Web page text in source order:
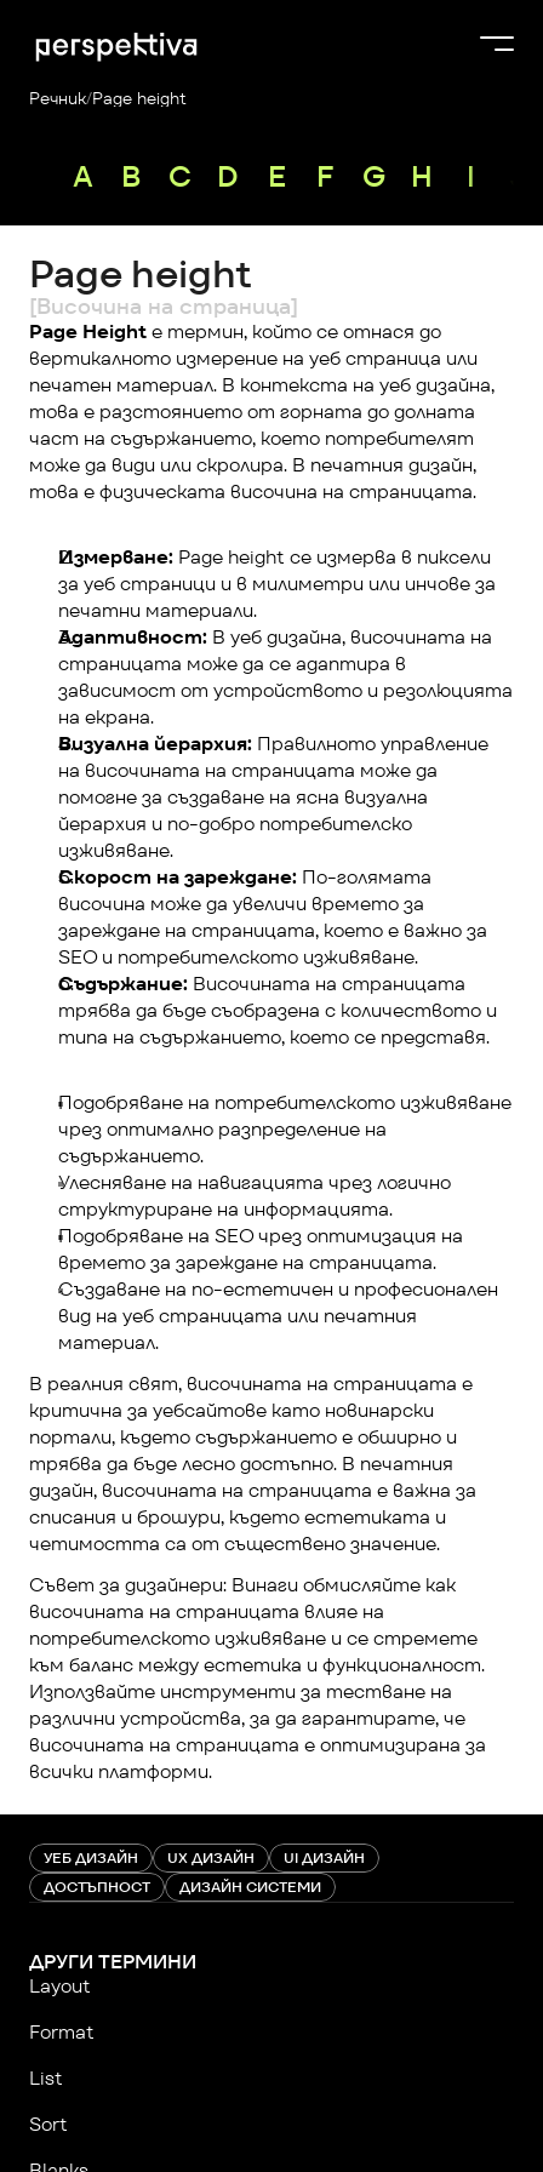
Продукти
За нас
Perspektiva Plus
Речник/Page height
A B C D E F G H I
Page height
[Височина на страница]
Page Height е термин, който се отнася до
вертикалното измерение на уеб страница или
печатен материал. В контекста на уеб дизайна,
това е разстоянието от горната до долната
част на съдържанието, което потребителят
може да види или скролира. В печатния дизайн,
това е физическата височина на страницата.
Измерване: Page height се измерва в пиксели
за уеб страници и в милиметри или инчове за
печатни материали.
Адаптивност: В уеб дизайна, височината на
страницата може да се адаптира в
зависимост от устройството и резолюцията
на екрана.
Визуална йерархия: Правилното управление
на височината на страницата може да
помогне за създаване на ясна визуална
йерархия и по-добро потребителско
изживяване.
Скорост на зареждане: По-голямата
височина може да увеличи времето за
зареждане на страницата, което е важно за
SEO и потребителското изживяване.
Съдържание: Височината на страницата
трябва да бъде съобразена с количеството и
типа на съдържанието, което се представя.
Подобряване на потребителското изживяване
чрез оптимално разпределение на
съдържанието.
Улесняване на навигацията чрез логично
структуриране на информацията.
Подобряване на SEO чрез оптимизация на
времето за зареждане на страницата.
Създаване на по-естетичен и професионален
вид на уеб страницата или печатния
материал.
В реалния свят, височината на страницата е
критична за уебсайтове като новинарски
портали, където съдържанието е обширно и
трябва да бъде лесно достъпно. В печатния
дизайн, височината на страницата е важна за
списания и брошури, където естетиката и
четимостта са от съществено значение.
Съвет за дизайнери: Винаги обмисляйте как
височината на страницата влияе на
потребителското изживяване и се стремете
към баланс между естетика и функционалност.
Използвайте инструменти за тестване на
различни устройства, за да гарантирате, че
височината на страницата е оптимизирана за
всички платформи.
УЕБ ДИЗАЙН UX ДИЗАЙН
UI ДИЗАЙН
ДОСТЪПНОСТ
ДИЗАЙН СИСТЕМИ
ДРУГИ ТЕРМИНИ
Layout
Format
List
Sort